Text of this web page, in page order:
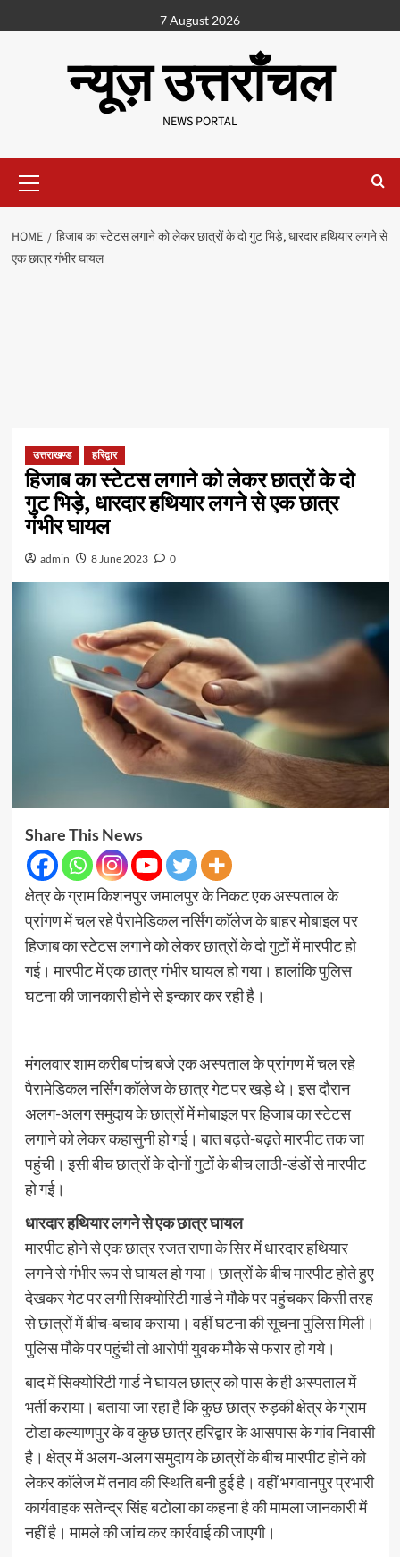
7 August 2026
न्यूज़ उत्तराँचल
NEWS PORTAL
HOME
हिजाब का स्टेटस लगाने को लेकर छात्रों के दो गुट भिड़े, धारदार हथियार लगने से
एक छात्र गंभीर घायल
उत्तराखण्ड हरिद्वार
हिजाब का स्टेटस लगाने को लेकर छात्रों के दो
गुट भिड़े, धारदार हथियार लगने से एक छात्र
गंभीर घायल
admin 8 June 2023 0
Share This News
क्षेत्र के ग्राम किशनपुर जमालपुर के निकट एक अस्पताल के
प्रांगण में चल रहे पैरामेडिकल नर्सिंग काॅलेज के बाहर मोबाइल पर
हिजाब का स्टेटस लगाने को लेकर छात्रों के दो गुटों में मारपीट हो
गई। मारपीट में एक छात्र गंभीर घायल हो गया। हालांकि पुलिस
घटना की जानकारी होने से इन्कार कर रही है।
मंगलवार शाम करीब पांच बजे एक अस्पताल के प्रांगण में चल रहे
पैरामेडिकल नर्सिंग कॉलेज के छात्र गेट पर खड़े थे। इस दौरान
अलग-अलग समुदाय के छात्रों में मोबाइल पर हिजाब का स्टेटस
लगाने को लेकर कहासुनी हो गई। बात बढ़ते-बढ़ते मारपीट तक जा
पहुंची। इसी बीच छात्रों के दोनों गुटों के बीच लाठी-डंडों से मारपीट
हो गई।
धारदार हथियार लगने से एक छात्र घायल
मारपीट होने से एक छात्र रजत राणा के सिर में धारदार हथियार
लगने से गंभीर रूप से घायल हो गया। छात्रों के बीच मारपीट होते हुए
देखकर गेट पर लगी सिक्योरिटी गार्ड ने मौके पर पहुंचकर किसी तरह
से छात्रों में बीच-बचाव कराया। वहीं घटना की सूचना पुलिस मिली।
पुलिस मौके पर पहुंची तो आरोपी युवक मौके से फरार हो गये।
बाद में सिक्योरिटी गार्ड ने घायल छात्र को पास के ही अस्पताल में
भर्ती कराया। बताया जा रहा है कि कुछ छात्र रुड़की क्षेत्र के ग्राम
टोडा कल्याणपुर के व कुछ छात्र हरिद्बार के आसपास के गांव निवासी
है। क्षेत्र में अलग-अलग समुदाय के छात्रों के बीच मारपीट होने को
लेकर काॅलेज में तनाव की स्थिति बनी हुई है। वहीं भगवानपुर प्रभारी
कार्यवाहक सतेन्द्र सिंह बटोला का कहना है की मामला जानकारी में
नहीं है। मामले की जांच कर कार्रवाई की जाएगी।